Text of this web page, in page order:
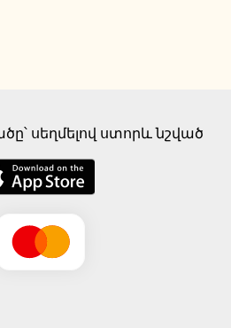
սեղմելով ստորև նշված